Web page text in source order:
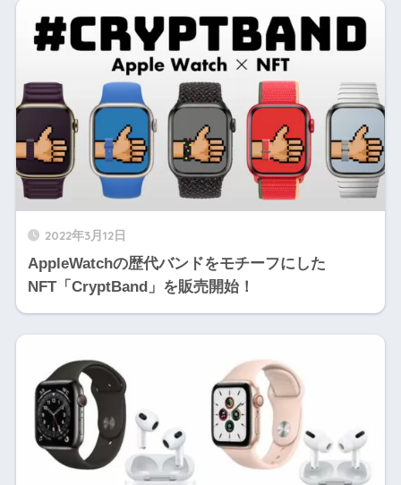
2022年3月12日
AppleWatchの歴代バンドをモチーフにした
NFT「CryptBand」を販売開始！